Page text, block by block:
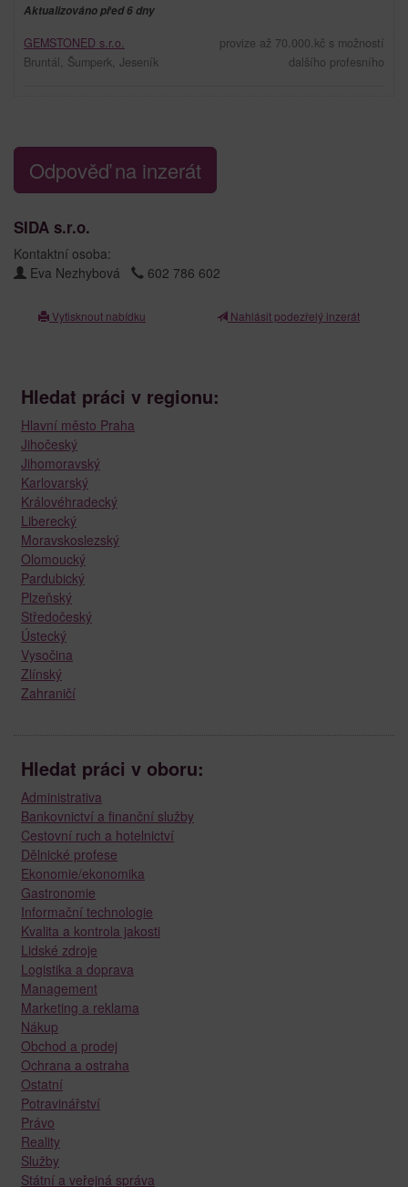
Aktualizováno před 6 dny
GEMSTONED s.r.o.
Bruntál, Šumperk, Jeseník
provize až 70.000.kč s možností
dalšího profesního
Odpověď na inzerát
SIDA s.r.o.
Kontaktní osoba:
Eva Nezhybová
602 786 602
Vytisknout nabídku Nahlásit podezřelý inzerát
Hledat práci v regionu:
Hlavní město Praha
Jihočeský
Jihomoravský
Karlovarský
Královéhradecký
Liberecký
Moravskoslezský
Olomoucký
Pardubický
Plzeňský
Středočeský
Ústecký
Vysočina
Zlínský
Zahraničí
Hledat práci v oboru:
Administrativa
Bankovnictví a finanční služby
Cestovní ruch a hotelnictví
Dělnické profese
Ekonomie/ekonomika
Gastronomie
Informační technologie
Kvalita a kontrola jakosti
Lidské zdroje
Logistika a doprava
Management
Marketing a reklama
Nákup
Obchod a prodej
Ochrana a ostraha
Ostatní
Potravinářství
Právo
Reality
Služby
Státní a veřejná správa